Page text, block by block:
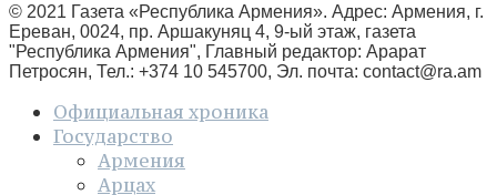
© 2021 Газета «Республика Армения». Адрес: Армения, г.
Ереван, 0024, пр. Аршакуняц 4, 9-ый этаж, газета
"Республика Армения", Главный редактор: Арарат
Петросян, Тел.: +374 10 545700, Эл. почта: contact@ra.am
Официальная хроника
Государство
Армения
Арцах